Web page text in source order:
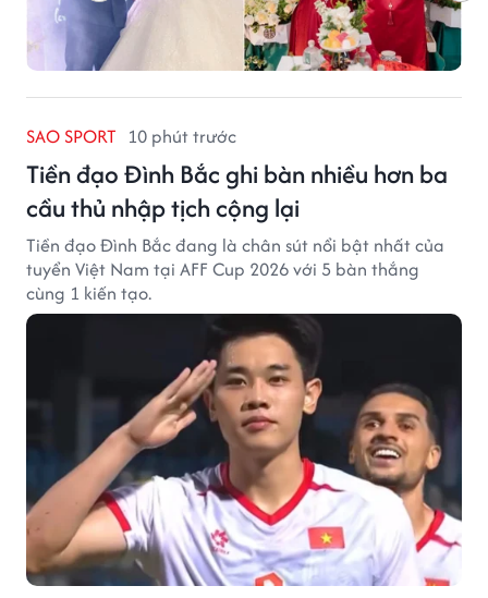
SAO SPORT 10 phút trước
Tiền đạo Đình Bắc ghi bàn nhiều hơn ba
cầu thủ nhập tịch cộng lại
Tiền đạo Đình Bắc đang là chân sút nổi bật nhất của
tuyển Việt Nam tại AFF Cup 2026 với 5 bàn thắng
cùng 1 kiến tạo.